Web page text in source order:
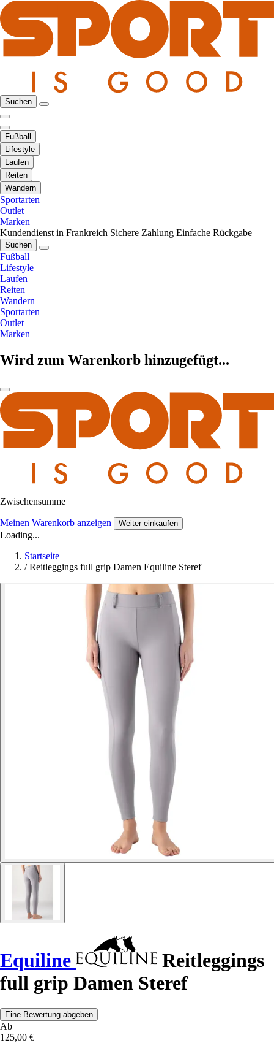
Suchen
Fußball
Lifestyle
Laufen
Reiten
Wandern
Sportarten
Outlet
Marken
Kundendienst in Frankreich Sichere Zahlung Einfache Rückgabe
Suchen
Fußball
Lifestyle
Laufen
Reiten
Wandern
Sportarten
Outlet
Marken
Wird zum Warenkorb hinzugefügt...
Zwischensumme
Meinen Warenkorb anzeigen Weiter einkaufen
Loading...
Startseite
/ Reitleggings full grip Damen Equiline Steref
Equiline
Reitleggings
full grip Damen Steref
Eine Bewertung abgeben
Ab
125,00 €